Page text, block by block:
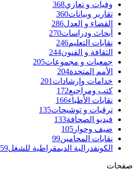
وفيات و تعازي368
تقارير وبيانات360
القضاء و العدل286
أبحاث ودراسات270
نقابات التعليم246
الثقافة و الفنون244
جمعيات و مجموعات205
الأمم المتحدة204
خدامات وإرشادات 201
كتب ومراجيع172
نقابات الأطباء166
ترقيات و توشيحات135
فيديو الصحافة133
ضيف وحوار 105
نقابات المحامين99
الكونفدرالية الديمقراطية للشغل59
صفحات